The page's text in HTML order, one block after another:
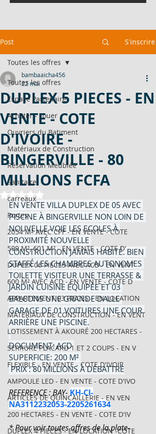
Post S'inscrire
Toutes les offres
Espace Partenaire
Acheter - Louer
Ouvriers du Batiment
Matériaux de Construction
Réservation Meublée
Sanitaire
carreaux
Portes
2054 M² AVEC CPF - EN VENTE - COTE
599 M², 601 M² - EN VENTE - COTE D'
DUPLEX 06 PIECES AVEC ACD - EN VENT
600 M² AVEC ACD - EN VENTE - COTE D
APPARTEMENT 03 PIECES - EN LOCATION
MATERIAUX DE CONSTRUCTION - EN VENT
LOTISSEMENT À AKOURÉ 200 HECTARES -
SERRURE PLACARD 1 ET 2 COUPS - EN V
FLEXIBLE - EN VENTE - COTE D'IVOIR
AMPOULE LED - EN VENTE - COTE D'IVO
ARTICLES DE QUINCAILLERIE - EN VEN
200 HECTARES - EN VENTE - COTE D'IV
DUPLEX 4 PIECES - EN LOCATION -COTE
Toutes les offres
DUPLEX 5 PIECES - EN
VENTE - COTE
D'IVOIRE -
BINGERVILLE - 80
MILLIONS FCFA
bambaaicha456
22 mai
Noté NaN étoiles sur 5.
EN VENTE VILLA DUPLEX DE 05 AVEC
PISCINE À BINGERVILLE NON LOIN DE
NOUVELLE VOIE LES ECOLES À
PROXIMITÉ NOUVELLE
CONSTRUCTION JAMAIS HABITÉ. BIEN
STAFFÉ LES CHAMBRES AUTONOMES
TOILETTE VISITEUR UNE TERRASSE &
JARDIN CUISINE ÉQUIPÉE ET 03
BALCONS UNE GRANDE DALLE
GARAGE DE 01 VOITURES UNE COUR
ARRIÈRE UNE PISCINE.
DOCUMENT: ACD
SUPERFICIE: 200 M²
PRIX : 80 MILLIONS À DÉBATTRE
REFERENCE : BAY- KH-CI-
NA3112232053-2205261634
* Pour voir toutes offres de la plate-